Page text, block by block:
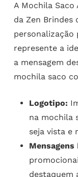
A Mochila Saco
da Zen Brindes
personalização
represente a
a mensagem
mochila saco
Logotipo:
na mochila
seja vista e
destaquem